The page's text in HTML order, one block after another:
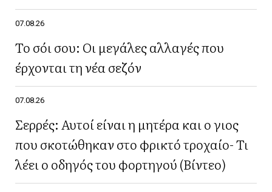
07.08.26
Το σόι σου: Οι μεγάλες αλλαγές που
έρχονται τη νέα σεζόν
07.08.26
Σερρές: Αυτοί είναι η μητέρα και ο γιος
που σκοτώθηκαν στο φρικτό τροχαίο- Τι
λέει ο οδηγός του φορτηγού (Βίντεο)